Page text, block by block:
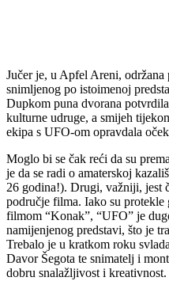
Jučer je, u Apfel Areni,
snimljenog po istoimenoj
Dupkom puna dvorana
kulturne udruge, a smijeh
ekipa s UFO-om opravdala
Moglo bi se čak reći da su
je da se radi o amaterskoj
26 godina!). Drugi, važniji, jest
područje filma. Iako su
filmom “Konak”, “UFO” je
namijenjenog predstavi, što je
Trebalo je u kratkom roku
Davor Šegota te snimatelj i
dobru snalažljivost i kreativnost.